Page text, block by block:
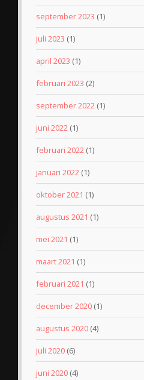
september 2023 (1)
juli 2023 (1)
april 2023 (1)
februari 2023 (2)
september 2022 (1)
juni 2022 (1)
februari 2022 (1)
januari 2022 (1)
oktober 2021 (1)
augustus 2021 (1)
mei 2021 (1)
maart 2021 (1)
februari 2021 (1)
december 2020 (1)
augustus 2020 (4)
juli 2020 (6)
juni 2020 (4)